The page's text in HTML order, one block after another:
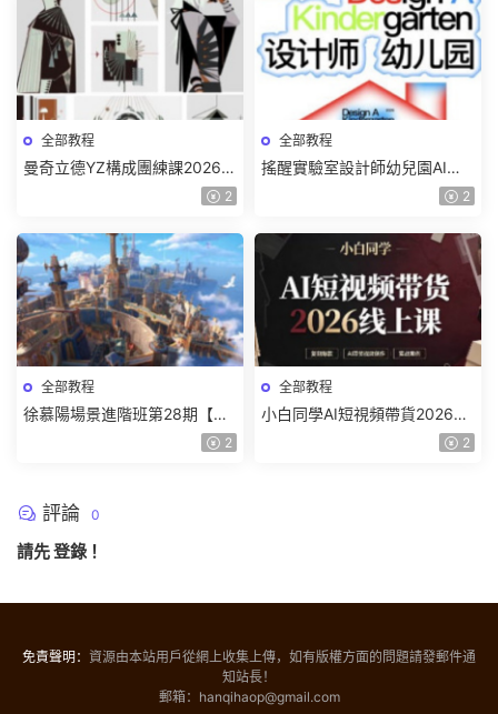
全部教程
曼奇立德YZ構成團練課2026年
8月已結課【畫質高清有課件】
2
全部教程
搖醒實驗室設計師幼兒園AI軟
件基礎課2025【畫質不錯有素
2
全部教程
徐慕陽場景進階班第28期【畫
2
全部教程
小白同學AI短視頻帶貨2026線
2
評論 0
請先登錄 ！
免責聲明： 資源由本站用戶從網上收集上傳，如有版權方面的問題請發郵件通
知站長！
郵箱：hanqihaop@gmail.com